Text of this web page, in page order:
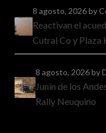
8 agosto, 2026by
Reactivan el
Cutral Co y Plaza
8 agosto, 2026by
Junín de los
Rally Neuquino